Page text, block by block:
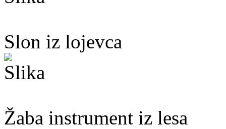
Slon iz lojevca
Žaba instrument iz lesa